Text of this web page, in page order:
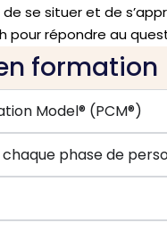
se situer et de
pour répondre au
formation
Model® (PCM®)
phase de